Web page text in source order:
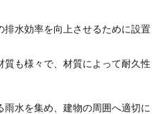
排水効率を向上させるために設置
も様々で、材質によって耐久性
水を集め、建物の周囲へ適切に